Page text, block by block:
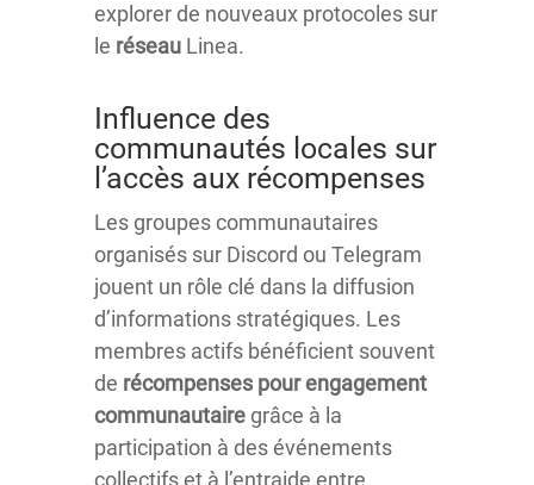
explorer de nouveaux protocoles sur
le réseau Linea.
Influence des
communautés locales sur
l’accès aux récompenses
Les groupes communautaires
organisés sur Discord ou Telegram
jouent un rôle clé dans la diffusion
d’informations stratégiques. Les
membres actifs bénéficient souvent
de récompenses pour engagement
communautaire grâce à la
participation à des événements
collectifs et à l’entraide entre